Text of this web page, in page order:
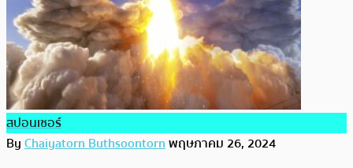
สปอนเซอร์
ByChaiyatorn Buthsoontornพฤษภาคม 26, 2024